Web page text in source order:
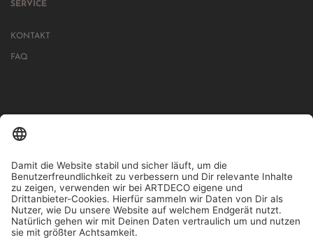
SERVICE
KONTAKT
FAQ